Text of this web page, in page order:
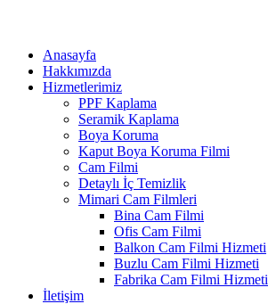
Anasayfa
Hakkımızda
Hizmetlerimiz
PPF Kaplama
Seramik Kaplama
Boya Koruma
Kaput Boya Koruma Filmi
Cam Filmi
Detaylı İç Temizlik
Mimari Cam Filmleri
Bina Cam Filmi
Ofis Cam Filmi
Balkon Cam Filmi Hizmeti
Buzlu Cam Filmi Hizmeti
Fabrika Cam Filmi Hizmeti
İletişim